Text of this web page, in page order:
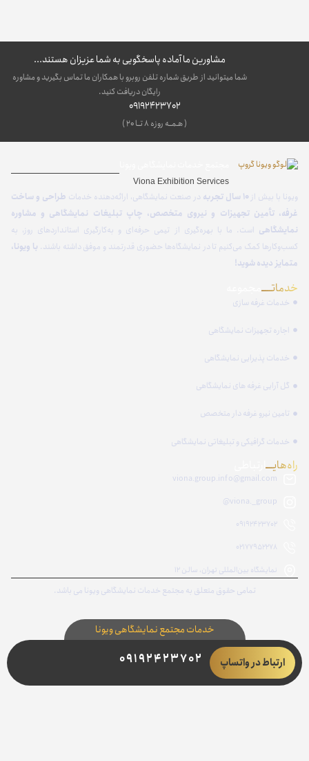
مشاورین ما آماده پاسخگویی به شما عزیزان هستند...
شما میتوانید از طریق شماره تلفن روبرو با همکاران ما تماس بگیرید و مشاوره
رایگان دریافت کنید.
09192423702
( هـمــه روزه ۸ تــا ۲۰ )
Viona Exhibition Services
ویونا با بیش از ۱۰ سال تجربه در صنعت نمایشگاهی، ارائه‌دهنده خدمات طراحی و ساخت
غرفه، تأمین تجهیزات و نیروی متخصص، چاپ تبلیغات نمایشگاهی و مشاوره
نمایشگاهی است. ما با بهره‌گیری از تیمی حرفه‌ای و به‌کارگیری استانداردهای روز، به
کسب‌وکارها کمک می‌کنیم تا در نمایشگاه‌ها حضوری قدرتمند و موفق داشته باشند. با ویونا،
متمایز دیده شوید!
خدماتـــــ
خدمات غرفه سازی
اجاره تجهیزات نمایشگاهی
خدمات پذیرایی نمایشگاهی
گل آرایی غرفه های نمایشگاهی
تامین نیرو غرفه دار متخصص
خدمات گرافیکی و تبلیغاتی نمایشگاهی
راه‌هایــــ
viona.group.info@gmail.com
viona._group@
09192423702
02177952278
نمایشگاه بین‌المللی تهران، سالن ۱۲
تمامی حقوق متعلق به مجتمع خدمات نمایشگاهی ویونا می باشد.
خدمات مجتمع نمایشگاهی ویونا
ارتباط در واتساپ 09192423702